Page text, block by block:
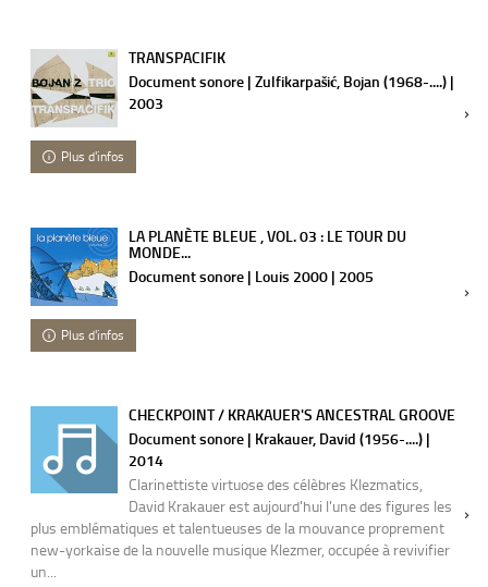
TRANSPACIFIK
Document sonore | Zulfikarpašić, Bojan (1968-....) |
2003
Plus d'infos
LA PLANÈTE BLEUE , VOL. 03 : LE TOUR DU
MONDE...
Document sonore | Louis 2000 | 2005
Plus d'infos
CHECKPOINT / KRAKAUER'S ANCESTRAL GROOVE
Document sonore | Krakauer, David (1956-....) |
2014
Clarinettiste virtuose des célèbres Klezmatics,
David Krakauer est aujourd'hui l'une des figures les
plus emblématiques et talentueuses de la mouvance proprement
new-yorkaise de la nouvelle musique Klezmer, occupée à revivifier
un...